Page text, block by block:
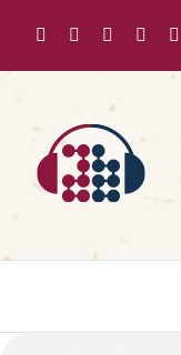
Inhalt